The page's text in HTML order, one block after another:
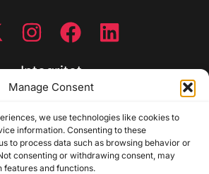
Manage Consent
we use technologies like cookies to
information. Consenting to these
to process data such as browsing behavior or
consenting or withdrawing consent, may
and functions.
Integritet
Cookiepolicy
Disclaimer
Redaktionell policy
Utgivarinformation